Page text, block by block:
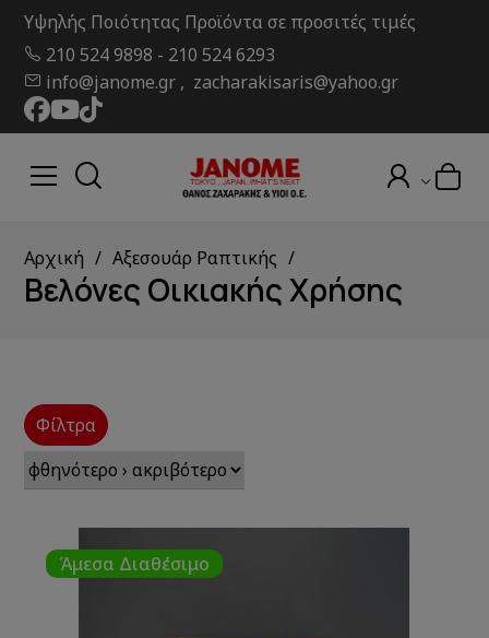
Υψηλής Ποιότητας Προϊόντα σε προσιτές τιμές
210 524 9898 - 210 524 6293
info@janome.gr , zacharakisaris@yahoo.gr
Αρχική Αξεσουάρ Ραπτικής
Βελόνες Οικιακής Χρήσης
Φίλτρα
Άμεσα Διαθέσιμο